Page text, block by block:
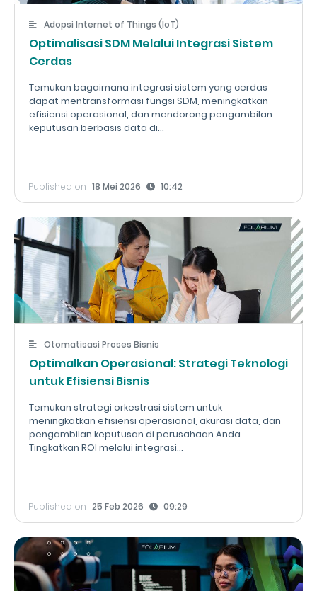
Adopsi Internet of Things (IoT)
Optimalisasi SDM Melalui Integrasi Sistem
Cerdas
Temukan bagaimana integrasi sistem yang cerdas
dapat mentransformasi fungsi SDM, meningkatkan
efisiensi operasional, dan mendorong pengambilan
keputusan berbasis data di...
Published on 18 Mei 2026 10:42
Otomatisasi Proses Bisnis
Optimalkan Operasional: Strategi Teknologi
untuk Efisiensi Bisnis
Temukan strategi orkestrasi sistem untuk
meningkatkan efisiensi operasional, akurasi data, dan
pengambilan keputusan di perusahaan Anda.
Tingkatkan ROI melalui integrasi...
Published on 25 Feb 2026 09:29